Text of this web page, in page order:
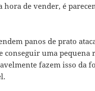
hora de vender, é
panos de prato
conseguir uma pequena
fazem isso da